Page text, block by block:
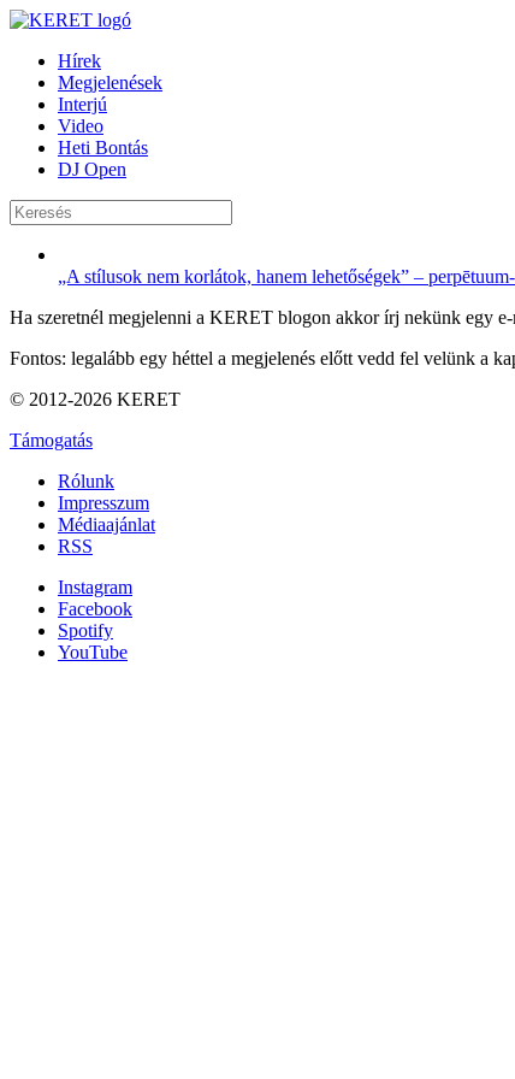
Hírek
Megjelenések
Interjú
Video
Heti Bontás
DJ Open
„A stílusok nem korlátok, hanem lehetőségek” –
Ha szeretnél megjelenni a KERET blogon akkor írj nekünk egy e-
Fontos: legalább egy héttel a megjelenés előtt vedd fel velünk a
© 2012-2026 KERET
Támogatás
Rólunk
Impresszum
Médiaajánlat
RSS
Instagram
Facebook
Spotify
YouTube